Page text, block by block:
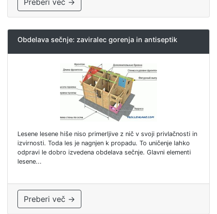
Obdelava sečnje: zaviralec gorenja in antiseptik
Lesene lesene hiše niso primerljive z nič v svoji privlačnosti in
izvirnosti. Toda les je nagnjen k propadu. To uničenje lahko
odpravi le dobro izvedena obdelava sečnje. Glavni elementi
lesene...
Preberi več →